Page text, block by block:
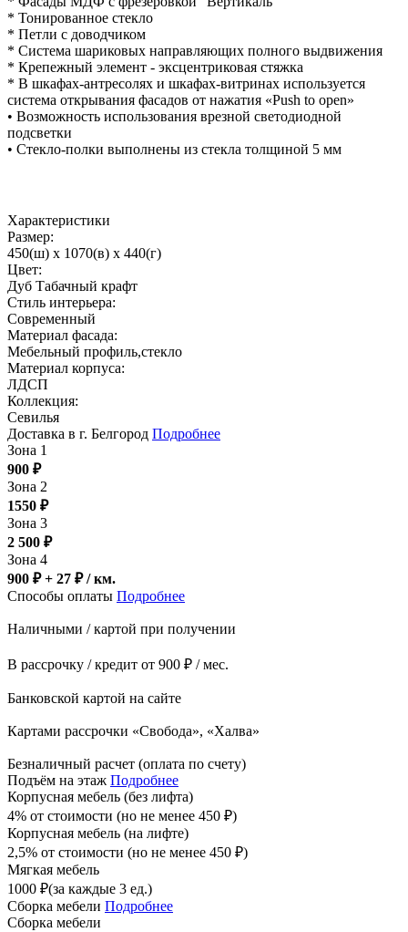
* Тонированное стекло
* Петли с доводчиком
* Система шариковых направляющих полного выдвижения
* Крепежный элемент - эксцентриковая стяжка
* В шкафах-антресолях и шкафах-витринах используется
система открывания фасадов от нажатия «Push to open»
• Возможность использования врезной светодиодной
подсветки
• Стекло-полки выполнены из стекла толщиной 5 мм
Характеристики
Размер:
450(ш) x 1070(в) x 440(г)
Цвет:
Дуб Табачный крафт
Стиль интерьера:
Современный
Материал фасада:
Мебельный профиль,стекло
Материал корпуса:
ЛДСП
Коллекция:
Севилья
Доставка в г. Белгород Подробнее
Зона 1
900 ₽
Зона 2
1550 ₽
Зона 3
2 500 ₽
Зона 4
900 ₽ + 27 ₽/ км.
Способы оплаты Подробнее
Наличными / картой при получении
В рассрочку / кредит от 900 ₽ / мес.
Банковской картой на сайте
Картами рассрочки «Свобода», «Халва»
Безналичный расчет (оплата по счету)
Подъём на этаж Подробнее
Корпусная мебель (без лифта)
4% от стоимости (но не менее 450 ₽)
Корпусная мебель (на лифте)
2,5% от стоимости (но не менее 450 ₽)
Мягкая мебель
1000 ₽(за каждые 3 ед.)
Сборка мебели Подробнее
Сборка мебели